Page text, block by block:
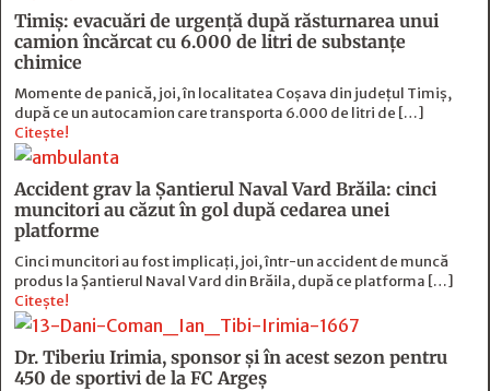
Timiș: evacuări de urgență după răsturnarea unui
camion încărcat cu 6.000 de litri de substanțe
chimice
Momente de panică, joi, în localitatea Coșava din județul Timiș,
după ce un autocamion care transporta 6.000 de litri de […]
Citește!
Accident grav la Șantierul Naval Vard Brăila: cinci
muncitori au căzut în gol după cedarea unei
platforme
Cinci muncitori au fost implicați, joi, într-un accident de muncă
produs la Șantierul Naval Vard din Brăila, după ce platforma […]
Citește!
Dr. Tiberiu Irimia, sponsor şi în acest sezon pentru
450 de sportivi de la FC Argeş